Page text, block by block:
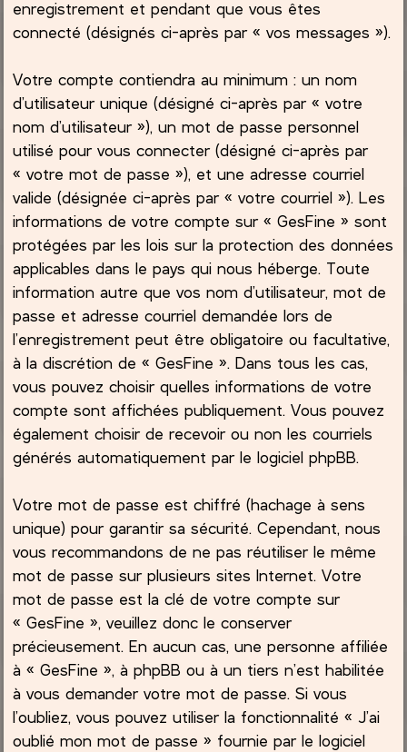
enregistrement et pendant que vous êtes
connecté (désignés ci-après par « vos messages »).
Votre compte contiendra au minimum : un nom
d’utilisateur unique (désigné ci-après par « votre
nom d’utilisateur »), un mot de passe personnel
utilisé pour vous connecter (désigné ci-après par
« votre mot de passe »), et une adresse courriel
valide (désignée ci-après par « votre courriel »). Les
informations de votre compte sur « GesFine » sont
protégées par les lois sur la protection des données
applicables dans le pays qui nous héberge. Toute
information autre que vos nom d’utilisateur, mot de
passe et adresse courriel demandée lors de
l’enregistrement peut être obligatoire ou facultative,
à la discrétion de « GesFine ». Dans tous les cas,
vous pouvez choisir quelles informations de votre
compte sont affichées publiquement. Vous pouvez
également choisir de recevoir ou non les courriels
générés automatiquement par le logiciel phpBB.
Votre mot de passe est chiffré (hachage à sens
unique) pour garantir sa sécurité. Cependant, nous
vous recommandons de ne pas réutiliser le même
mot de passe sur plusieurs sites Internet. Votre
mot de passe est la clé de votre compte sur
« GesFine », veuillez donc le conserver
précieusement. En aucun cas, une personne affiliée
à « GesFine », à phpBB ou à un tiers n’est habilitée
à vous demander votre mot de passe. Si vous
l’oubliez, vous pouvez utiliser la fonctionnalité « J’ai
oublié mon mot de passe » fournie par le logiciel